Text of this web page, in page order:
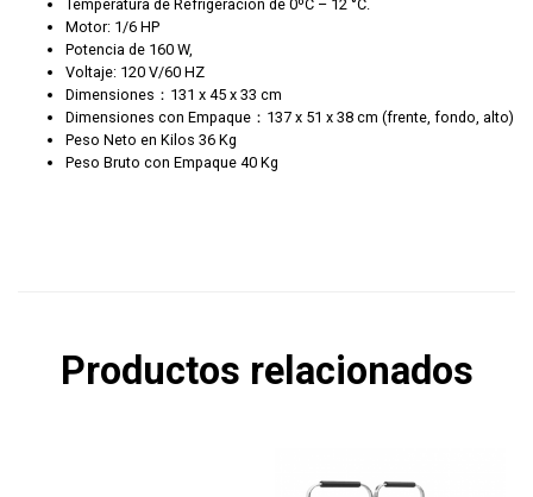
Temperatura de Refrigeración de 0ºC – 12 °C.
Motor: 1/6 HP
Potencia de 160 W,
Voltaje: 120 V/60 HZ
Dimensiones：131 x 45 x 33 cm
Dimensiones con Empaque：137 x 51 x 38 cm (frente, fondo, alto)
Peso Neto en Kilos 36 Kg
Peso Bruto con Empaque 40 Kg
Productos relacionados